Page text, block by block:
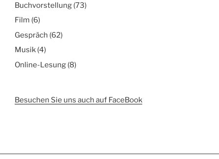
Buchvorstellung (73)
Film (6)
Gespräch (62)
Musik (4)
Online-Lesung (8)
Besuchen Sie uns auch auf FaceBook